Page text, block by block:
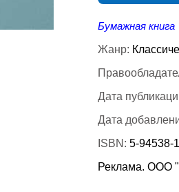
Бумажная книга
Жанр:
Дата
Дата
ISBN: 5-94538-
Реклама. ООО